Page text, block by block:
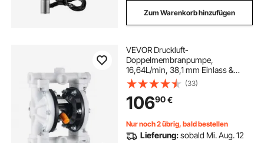
Zum Warenkorb hinzufügen
VEVOR Druckluft-
Doppelmembranpumpe,
16,64L/min, 38,1 mm Einlass &
Auslass, pneumatische Altöl-
Transferpumpe, max. 100 PSI,
Polypropylengehäuse, luftbetrieben
für Diesel, Fett, Kerosin, Benzin
(33)
10690€
Nur noch 2 übrig, bald bestellen
Lieferung:sobald Mi. Aug. 12